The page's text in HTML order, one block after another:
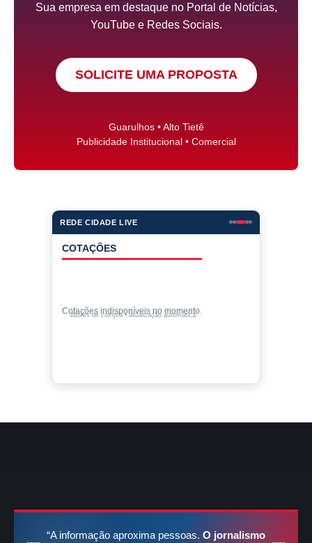
Sua empresa em destaque no Portal de Notícias,
YouTube e Redes Sociais.
SOLICITE UMA PROPOSTA
Guarulhos • Alto Tietê
Publicidade Institucional • Comercial
REDE CIDADE LIVE
COTAÇÕES
Cotações indisponíveis no momento.
Valores de compra • atualização automática
“A informação aproxima pessoas. O jornalismo